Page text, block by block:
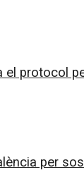
el protocol
per